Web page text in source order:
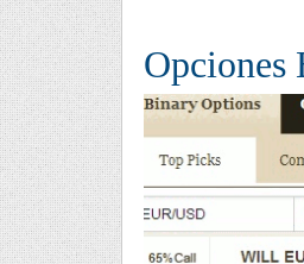
a
d
o
f
R
C
e
d
e
t
Opciones